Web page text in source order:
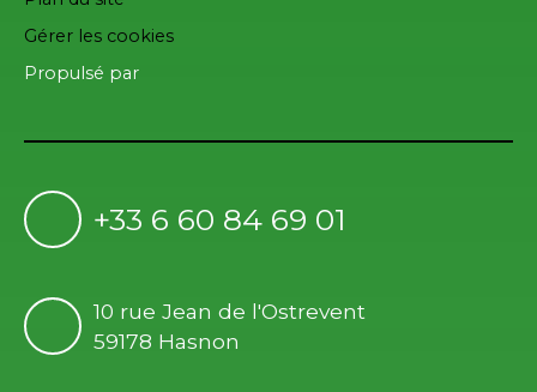
Gérer les cookies
Propulsé par
+33 6 60 84 69 01
10 rue Jean de l'Ostrevent
59178 Hasnon